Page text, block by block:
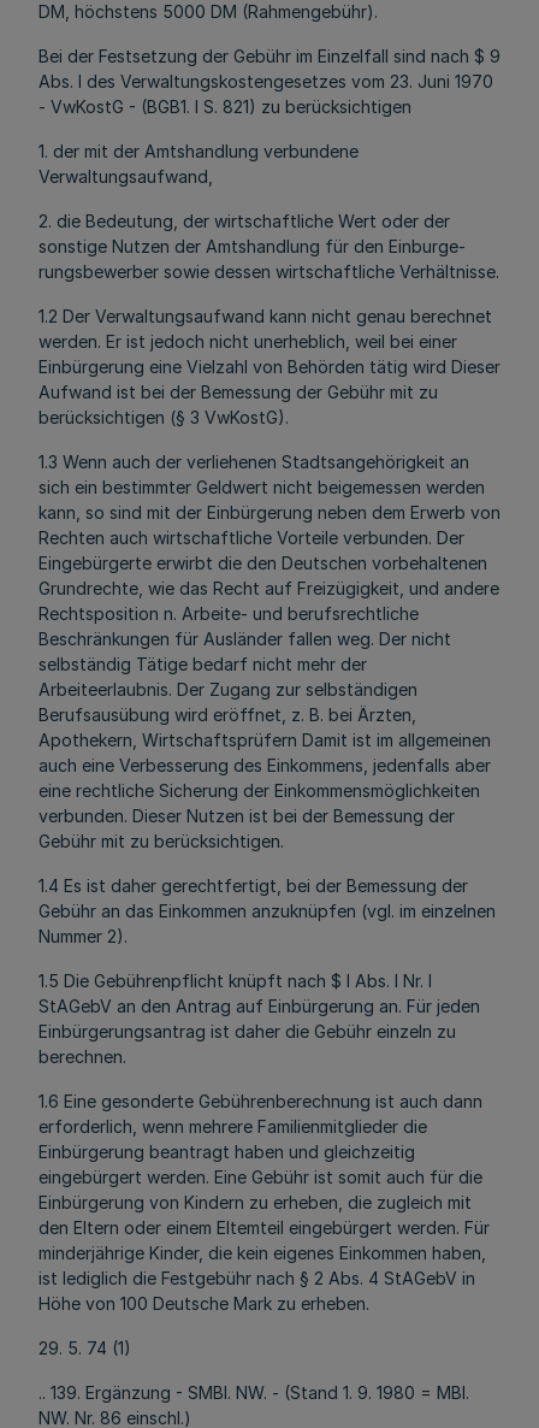
DM, höchstens 5000 DM (Rahmengebühr).
Bei der Festsetzung der Gebühr im Einzelfall sind nach $ 9
Abs. l des Verwaltungskostengesetzes vom 23. Juni 1970
- VwKostG - (BGB1. I S. 821) zu berücksichtigen
1. der mit der Amtshandlung verbundene
Verwaltungsaufwand,
2. die Bedeutung, der wirtschaftliche Wert oder der
sonstige Nutzen der Amtshandlung für den Einburge-
rungsbewerber sowie dessen wirtschaftliche Verhältnisse.
1.2 Der Verwaltungsaufwand kann nicht genau berechnet
werden. Er ist jedoch nicht unerheblich, weil bei einer
Einbürgerung eine Vielzahl von Behörden tätig wird Dieser
Aufwand ist bei der Bemessung der Gebühr mit zu
berücksichtigen (§ 3 VwKostG).
1.3 Wenn auch der verliehenen Stadtsangehörigkeit an
sich ein bestimmter Geldwert nicht beigemessen werden
kann, so sind mit der Einbürgerung neben dem Erwerb von
Rechten auch wirtschaftliche Vorteile verbunden. Der
Eingebürgerte erwirbt die den Deutschen vorbehaltenen
Grundrechte, wie das Recht auf Freizügigkeit, und andere
Rechtsposition n. Arbeite- und berufsrechtliche
Beschränkungen für Ausländer fallen weg. Der nicht
selbständig Tätige bedarf nicht mehr der
Arbeiteerlaubnis. Der Zugang zur selbständigen
Berufsausübung wird eröffnet, z. B. bei Ärzten,
Apothekern, Wirtschaftsprüfern Damit ist im allgemeinen
auch eine Verbesserung des Einkommens, jedenfalls aber
eine rechtliche Sicherung der Einkommensmöglichkeiten
verbunden. Dieser Nutzen ist bei der Bemessung der
Gebühr mit zu berücksichtigen.
1.4 Es ist daher gerechtfertigt, bei der Bemessung der
Gebühr an das Einkommen anzuknüpfen (vgl. im einzelnen
Nummer 2).
1.5 Die Gebührenpflicht knüpft nach $ l Abs. l Nr. l
StAGebV an den Antrag auf Einbürgerung an. Für jeden
Einbürgerungsantrag ist daher die Gebühr einzeln zu
berechnen.
1.6 Eine gesonderte Gebührenberechnung ist auch dann
erforderlich, wenn mehrere Familienmitglieder die
Einbürgerung beantragt haben und gleichzeitig
eingebürgert werden. Eine Gebühr ist somit auch für die
Einbürgerung von Kindern zu erheben, die zugleich mit
den Eltern oder einem Eltemteil eingebürgert werden. Für
minderjährige Kinder, die kein eigenes Einkommen haben,
ist lediglich die Festgebühr nach § 2 Abs. 4 StAGebV in
Höhe von 100 Deutsche Mark zu erheben.
29. 5. 74 (1)
.. 139. Ergänzung - SMBl. NW. - (Stand 1. 9. 1980 = MBl.
NW. Nr. 86 einschl.)